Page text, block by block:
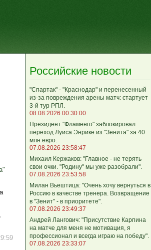
Российские новости
"Спартак" - "Краснодар" и перенесенный
из-за повреждения арены матч: стартует
3-й тур РПЛ.
08.08.2026 00:30:00
Президент "Фламенго" заблокировал
переход Луиса Энрике из "Зенита" за 40
млн евро.
07.08.2026 23:58:47
Михаил Кержаков: "Главное - не терять
свои очки. "Родину" мы уже разобрали".
07.08.2026 23:53:58
Милан Вьештица: "Очень хочу вернуться в
Россию в качестве тренера. Возвращение
в "Зенит" - в приоритете".
07.08.2026 23:49:37
Андрей Лангович: "Присутствие Карпина
на матче для меня не мотивация, я
профессионал и всегда играю на победу".
07.08.2026 23:33:07